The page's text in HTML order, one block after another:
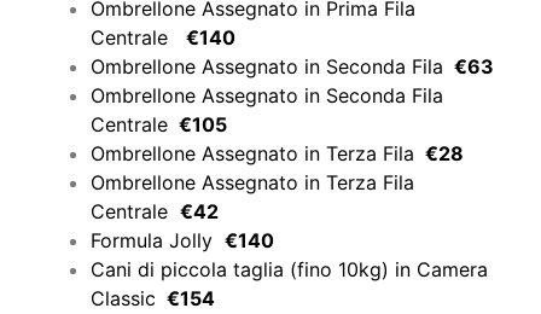
Ombrellone Assegnato in Prima Fila
Centrale €140
Ombrellone Assegnato in Seconda Fila €63
Ombrellone Assegnato in Seconda Fila
Centrale €105
Ombrellone Assegnato in Terza Fila €28
Ombrellone Assegnato in Terza Fila
Centrale €42
Formula Jolly €140
Cani di piccola taglia (fino 10kg) in Camera
Classic €154